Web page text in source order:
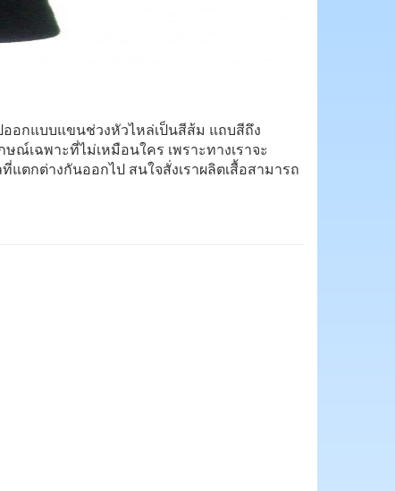
อกแบบแขนช่วงหัวไหล่เป็นสีส้ม แถบสีถึง
เฉพาะที่ไม่เหมือนใคร เพราะทางเราจะ
ตกต่างกันออกไป สนใจสั่งเราผลิตเสื้อสามารถ